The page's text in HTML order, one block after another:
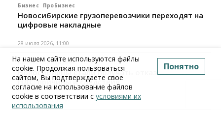
Бизнес ПроБизнес
Новосибирские грузоперевозчики переходят на
цифровые накладные
28 июля 2026, 11:00
Бизнес ПроБизнес
Новосибирцы стали получать отказ в вычете по
НДС: причины и следствия
24 июля 2026, 10:30
На нашем сайте используются файлы
cookie. Продолжая пользоваться
сайтом, Вы подтверждаете свое
согласие на использование файлов
cookie в соответствии с условиями их
использования
Понятно